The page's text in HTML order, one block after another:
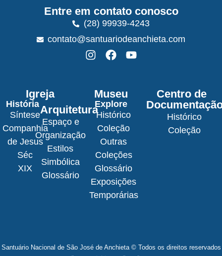
Entre em contato conosco
(28) 99939-4243
contato@santuariodeanchieta.com
Igreja
História
Síntese
Companhia
de Jesus
Séc
XIX
Arquitetura
Espaço e
Organização
Estilos
Simbólica
Glossário
Museu
Explore
Histórico
Coleção
Outras
Coleções
Glossário
Exposições
Temporárias
Centro de
Histórico
Coleção
Santuário Nacional de São José de Anchieta © Todos os direitos reservados